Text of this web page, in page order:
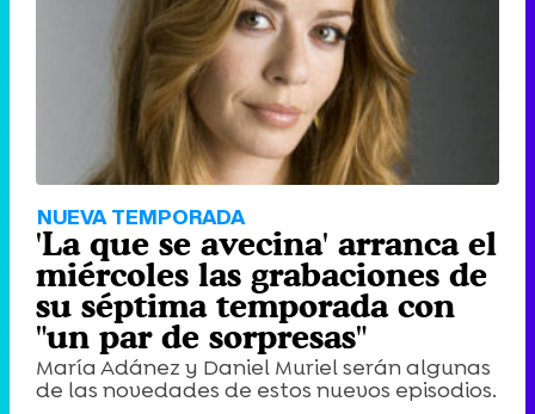
NUEVA TEMPORADA
'La que se avecina' arranca el
miércoles las grabaciones de
su séptima temporada con
"un par de sorpresas"
María Adánez y Daniel Muriel serán algunas
de las novedades de estos nuevos episodios.